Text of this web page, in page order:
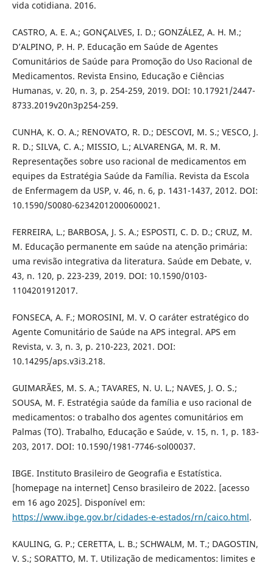
vida cotidiana. 2016.
CASTRO, A. E. A.; GONÇALVES, I. D.; GONZÁLEZ, A. H. M.;
D’ALPINO, P. H. P. Educação em Saúde de Agentes
Comunitários de Saúde para Promoção do Uso Racional de
Medicamentos. Revista Ensino, Educação e Ciências
Humanas, v. 20, n. 3, p. 254-259, 2019. DOI: 10.17921/2447-
8733.2019v20n3p254-259.
CUNHA, K. O. A.; RENOVATO, R. D.; DESCOVI, M. S.; VESCO, J.
R. D.; SILVA, C. A.; MISSIO, L.; ALVARENGA, M. R. M.
Representações sobre uso racional de medicamentos em
equipes da Estratégia Saúde da Família. Revista da Escola
de Enfermagem da USP, v. 46, n. 6, p. 1431-1437, 2012. DOI:
10.1590/S0080-62342012000600021.
FERREIRA, L.; BARBOSA, J. S. A.; ESPOSTI, C. D. D.; CRUZ, M.
M. Educação permanente em saúde na atenção primária:
uma revisão integrativa da literatura. Saúde em Debate, v.
43, n. 120, p. 223-239, 2019. DOI: 10.1590/0103-
1104201912017.
FONSECA, A. F.; MOROSINI, M. V. O caráter estratégico do
Agente Comunitário de Saúde na APS integral. APS em
Revista, v. 3, n. 3, p. 210-223, 2021. DOI:
10.14295/aps.v3i3.218.
GUIMARÃES, M. S. A.; TAVARES, N. U. L.; NAVES, J. O. S.;
SOUSA, M. F. Estratégia saúde da família e uso racional de
medicamentos: o trabalho dos agentes comunitários em
Palmas (TO). Trabalho, Educação e Saúde, v. 15, n. 1, p. 183-
203, 2017. DOI: 10.1590/1981-7746-sol00037.
IBGE. Instituto Brasileiro de Geografia e Estatística.
[homepage na internet] Censo brasileiro de 2022. [acesso
em 16 ago 2025]. Disponível em:
https://www.ibge.gov.br/cidades-e-estados/rn/caico.html.
KAULING, G. P.; CERETTA, L. B.; SCHWALM, M. T.; DAGOSTIN,
V. S.; SORATTO, M. T. Utilização de medicamentos: limites e